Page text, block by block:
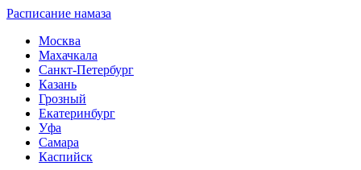
Расписание намаза
Москва
Махачкала
Санкт-Петербург
Казань
Грозный
Екатеринбург
Уфа
Самара
Каспийск